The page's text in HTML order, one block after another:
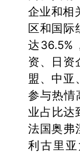
企业和相
区和国际
达36.5%
资、日资
盟、中亚
参与热情
业占比达
法国奥弗
利古里